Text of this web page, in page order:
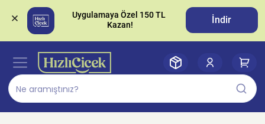
Uygulamaya Özel 150 TL
İndir